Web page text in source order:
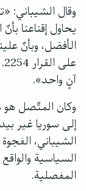
وقال الشيباني:
يحاول إقناعنا
الأفضل، وبأنّ
آنٍ واحد».
وكان المتّصل
إلى سوريا غير
الشيباني،
السياسية
المفصلية.